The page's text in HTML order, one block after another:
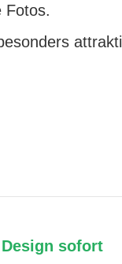
Fotos.
sofort